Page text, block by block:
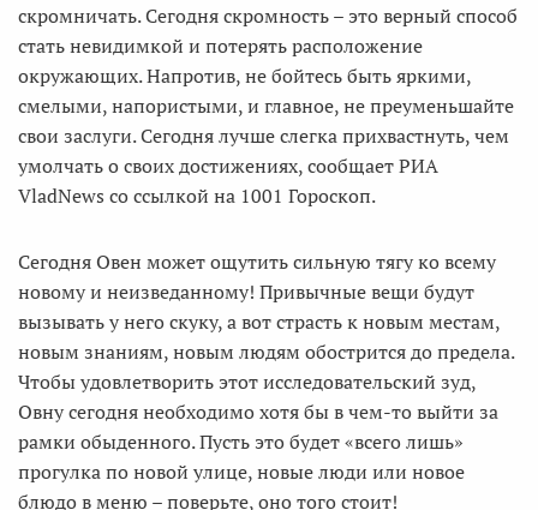
скромничать. Сегодня скромность – это верный способ
стать невидимкой и потерять расположение
окружающих. Напротив, не бойтесь быть яркими,
смелыми, напористыми, и главное, не преуменьшайте
свои заслуги. Сегодня лучше слегка прихвастнуть, чем
умолчать о своих достижениях, сообщает РИА
VladNews со ссылкой на 1001 Гороскоп.
Сегодня Овен может ощутить сильную тягу ко всему
новому и неизведанному! Привычные вещи будут
вызывать у него скуку, а вот страсть к новым местам,
новым знаниям, новым людям обострится до предела.
Чтобы удовлетворить этот исследовательский зуд,
Овну сегодня необходимо хотя бы в чем-то выйти за
рамки обыденного. Пусть это будет «всего лишь»
прогулка по новой улице, новые люди или новое
блюдо в меню – поверьте, оно того стоит!